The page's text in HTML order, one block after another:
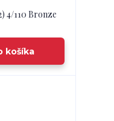
4/110 Bronze
košíka